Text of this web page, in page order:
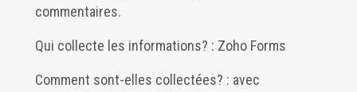
commentaires.
Qui collecte les informations? : Zoho Forms
Comment sont-elles collectées? : avec